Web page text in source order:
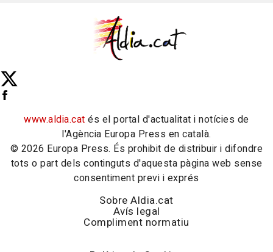
www.aldia.cat és el portal d'actualitat i notícies de
l'Agència Europa Press en català.
© 2026 Europa Press. És prohibit de distribuir i difondre
tots o part dels continguts d'aquesta pàgina web sense
consentiment previ i exprés
Sobre Aldia.cat
Avís legal
Compliment normatiu